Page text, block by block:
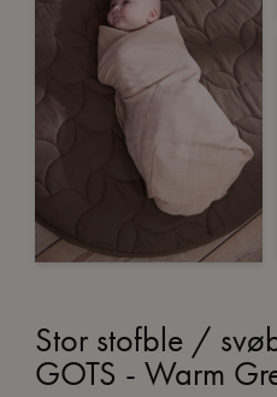
Stor stofble /
GOTS - Warm